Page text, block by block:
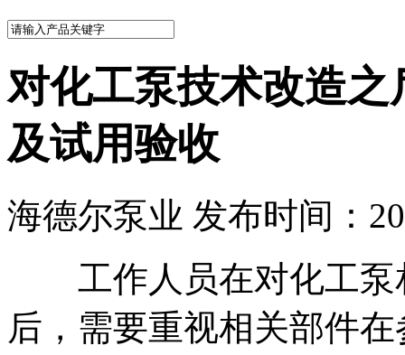
对化工泵技术改造
及试用验收
海德尔泵业 发布时间：
工作人员在对化工泵
后，需要重视相关部件